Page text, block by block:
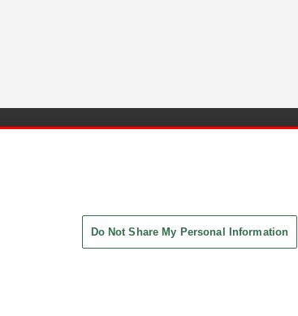
Do Not Share My Personal Information